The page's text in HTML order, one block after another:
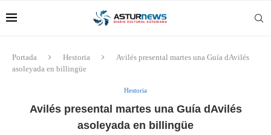
Portada Hestoria
Avilés presental martes una Guía dAvilés
asoleyada en billingüe
Hestoria
Avilés presental martes una Guía dAvilés
asoleyada en billingüe